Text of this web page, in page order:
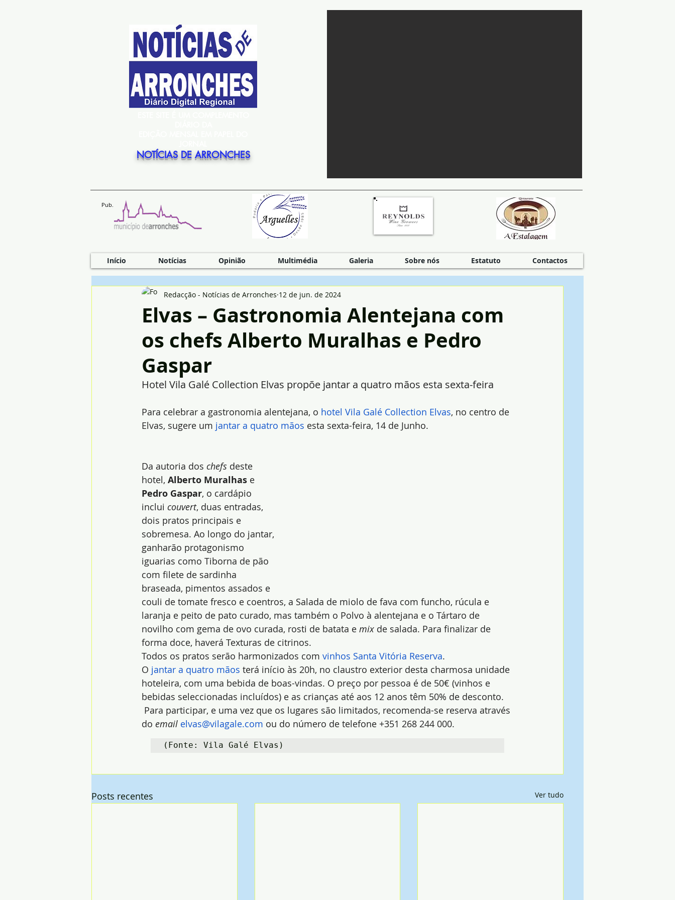
NOTÍCIAS DE ARRONCHES
Pub.
Início Notícias Opinião Multimédia Galeria Sobre nós Estatuto Contactos
Elvas – Gastronomia Alentejana com
os chefs Alberto Muralhas e Pedro
Gaspar
Redacção - Notícias de Arronches 12 de jun. de 2024
Hotel Vila Galé Collection Elvas propõe jantar a quatro mãos esta sexta-feira
Para celebrar a gastronomia alentejana, o hotel Vila Galé Collection Elvas, no centro de
Elvas, sugere um jantar a quatro mãos esta sexta-feira, 14 de Junho.
Da autoria dos chefs deste
hotel, Alberto Muralhas e
Pedro Gaspar, o cardápio
inclui couvert, duas entradas,
dois pratos principais e
sobremesa. Ao longo do jantar,
ganharão protagonismo
iguarias como Tiborna de pão
com filete de sardinha
braseada, pimentos assados e
couli de tomate fresco e coentros, a Salada de miolo de fava com funcho, rúcula e
laranja e peito de pato curado, mas também o Polvo à alentejana e o Tártaro de
novilho com gema de ovo curada, rosti de batata e mix de salada. Para finalizar de
forma doce, haverá Texturas de citrinos.
Todos os pratos serão harmonizados com vinhos Santa Vitória Reserva.
O jantar a quatro mãos terá início às 20h, no claustro exterior desta charmosa unidade
hoteleira, com uma bebida de boas-vindas. O preço por pessoa é de 50€ (vinhos e
bebidas seleccionadas incluídos) e as crianças até aos 12 anos têm 50% de desconto.
Para participar, e uma vez que os lugares são limitados, recomenda-se reserva através
do email elvas@vilagale.com ou do número de telefone +351 268 244 000.
(Fonte: Vila Galé Elvas)
Posts recentes Ver tudo